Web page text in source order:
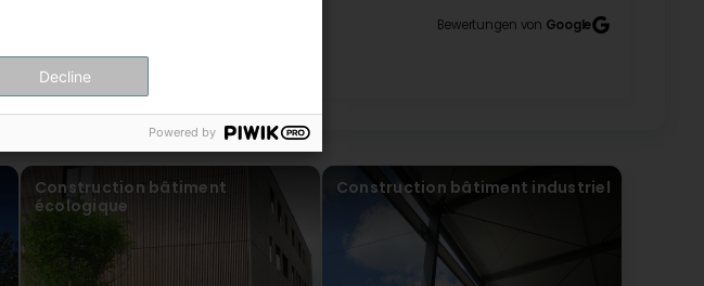
Bewertungen von Google
Construction bâtiment
écologique
Construction bâtiment industriel
Decline
Powered by